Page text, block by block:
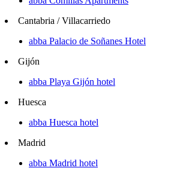
Cantabria / Villacarriedo
abba Palacio de Soñanes Hotel
Gijón
abba Playa Gijón hotel
Huesca
abba Huesca hotel
Madrid
abba Madrid hotel